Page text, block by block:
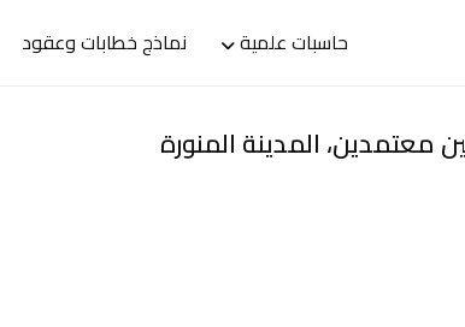
حاسبات علمية نماذج خطابات وعقود
معتمدين، المدينة المنورة